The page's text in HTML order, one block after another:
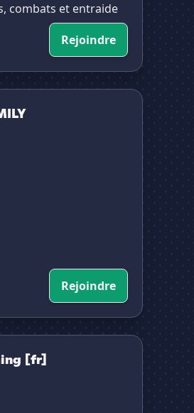
combats et entraide
Rejoindre
Rejoindre
[fr]